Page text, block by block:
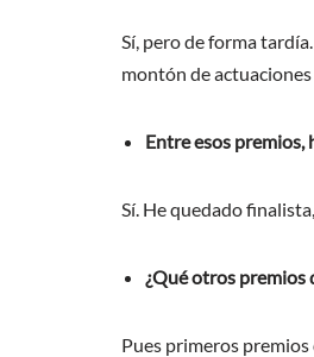
Sí, pero de forma
montón de
Entre esos
Sí. He quedado
¿Qué otros premios
Pues primeros premios